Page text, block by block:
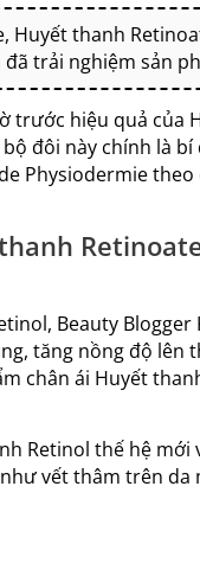
Huyết thanh
trải nghiệm sản
trước hiệu quả
đôi này chính là
Physiodermie
Beauty
tăng nồng độ lên
chân ái Huyết
Retinol thế hệ mới
vết thâm trên